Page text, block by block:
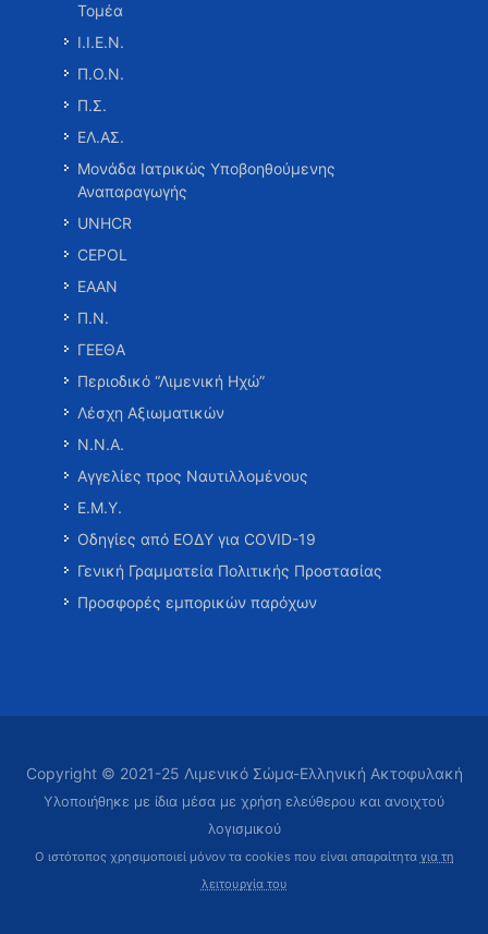
Τομέα
Ι.Ι.Ε.Ν.
Π.Ο.Ν.
Π.Σ.
ΕΛ.ΑΣ.
Μονάδα Ιατρικώς Υποβοηθούμενης
Αναπαραγωγής
UNHCR
CEPOL
ΕΑΑΝ
Π.Ν.
ΓΕΕΘΑ
Περιοδικό “Λιμενική Ηχώ”
Λέσχη Αξιωματικών
Ν.Ν.Α.
Αγγελίες προς Ναυτιλλομένους
Ε.Μ.Υ.
Οδηγίες από ΕΟΔΥ για COVID-19
Γενική Γραμματεία Πολιτικής Προστασίας
Προσφορές εμπορικών παρόχων
Copyright © 2021-25 Λιμενικό Σώμα-Ελληνική Ακτοφυλακή
Υλοποιήθηκε με ίδια μέσα με χρήση ελεύθερου και ανοιχτού
λογισμικού
Ο ιστότοπος χρησιμοποιεί μόνον τα cookies που είναι απαραίτητα για τη
λειτουργία του